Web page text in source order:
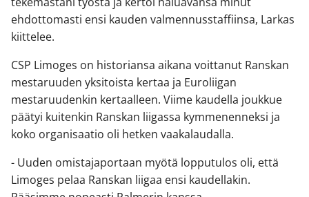
ehdottomasti ensi kauden valmennusstaffiinsa, Larkas
kiittelee.
CSP Limoges on historiansa aikana voittanut Ranskan
mestaruuden yksitoista kertaa ja Euroliigan
mestaruudenkin kertaalleen. Viime kaudella joukkue
päätyi kuitenkin Ranskan liigassa kymmenenneksi ja
koko organisaatio oli hetken vaakalaudalla.
- Uuden omistajaportaan myötä lopputulos oli, että
Limoges pelaa Ranskan liigaa ensi kaudellakin.